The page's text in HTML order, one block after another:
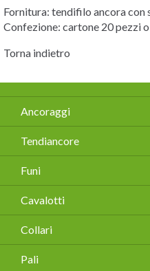
Fornitura: tendifilo ancora
Confezione: cartone 20 pezzi
Torna indietro
Salta
la
navigazione
Ancoraggi
Tendiancore
Funi
Cavalotti
Collari
Pali